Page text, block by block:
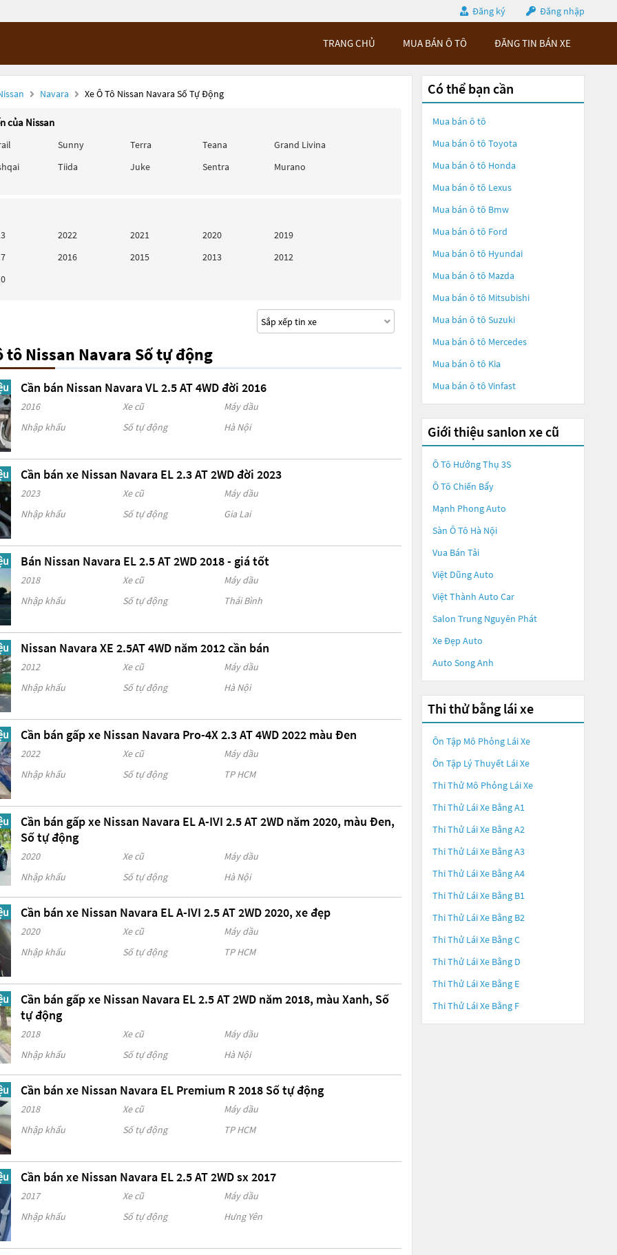
Đăng ký Đăng nhập
TRANG CHỦ MUA BÁN Ô TÔ ĐĂNG TIN BÁN XE
Navara Xe Ô Tô Nissan Navara Số Tự Động
của Nissan
Sunny Terra Teana
Grand Livina
Tiida Juke Sentra Murano
2022 2021 2020
2019
2016 2015 2013
2012
tô Nissan Navara Số tự động
Cần bán Nissan Navara VL 2.5 AT 4WD đời 2016
2016 Xe cũ
Máy dầu
Nhập khẩu
Số tự động Hà Nội
Cần bán xe Nissan Navara EL 2.3 AT 2WD đời 2023
2023 Xe cũ
Máy dầu
Nhập khẩu
Số tự động Gia Lai
Bán Nissan Navara EL 2.5 AT 2WD 2018 - giá tốt
2018 Xe cũ
Máy dầu
Nhập khẩu
Số tự động Thái Bình
Nissan Navara XE 2.5AT 4WD năm 2012 cần bán
2012 Xe cũ
Máy dầu
Nhập khẩu
Số tự động Hà Nội
Cần bán gấp xe Nissan Navara Pro-4X 2.3 AT 4WD 2022 màu Đen
2022 Xe cũ
Máy dầu
Nhập khẩu
Số tự động TP HCM
Cần bán gấp xe Nissan Navara EL A-IVI 2.5 AT 2WD năm 2020, màu Đen,
Số tự động
2020 Xe cũ
Máy dầu
Nhập khẩu
Số tự động Hà Nội
Cần bán xe Nissan Navara EL A-IVI 2.5 AT 2WD 2020, xe đẹp
2020 Xe cũ
Máy dầu
Nhập khẩu
Số tự động TP HCM
Cần bán gấp xe Nissan Navara EL 2.5 AT 2WD năm 2018, màu Xanh, Số
tự động
2018 Xe cũ
Máy dầu
Nhập khẩu
Số tự động Hà Nội
Cần bán xe Nissan Navara EL Premium R 2018 Số tự động
2018 Xe cũ
Máy dầu
Nhập khẩu
Số tự động TP HCM
Cần bán xe Nissan Navara EL 2.5 AT 2WD sx 2017
2017 Xe cũ
Máy dầu
Nhập khẩu
Số tự động Hưng Yên
Có thể bạn cần
Mua bán ô tô
Mua bán ô tô Toyota
Mua bán ô tô Honda
Mua bán ô tô Lexus
Mua bán ô tô Bmw
Mua bán ô tô Ford
Mua bán ô tô Hyundai
Mua bán ô tô Mazda
Mua bán ô tô Mitsubishi
Mua bán ô tô Suzuki
Mua bán ô tô Mercedes
Mua bán ô tô Kia
Mua bán ô tô Vinfast
Giới thiệu sanlon xe cũ
Ô Tô Hưởng Thụ 3S
Ô Tô Chiến Bẩy
Mạnh Phong Auto
Sàn Ô Tô Hà Nội
Vua Bán Tải
Việt Dũng Auto
Việt Thành Auto Car
Salon Trung Nguyên Phát
Xe Đẹp Auto
Auto Song Anh
Thi thử bằng lái xe
Ôn Tập Mô Phỏng Lái Xe
Ôn Tập Lý Thuyết Lái Xe
Thi Thử Mô Phỏng Lái Xe
Thi Thử Lái Xe Bằng A1
Thi Thử Lái Xe Bằng A2
Thi Thử Lái Xe Bằng A3
Thi Thử Lái Xe Bằng A4
Thi Thử Lái Xe Bằng B1
Thi Thử Lái Xe Bằng B2
Thi Thử Lái Xe Bằng C
Thi Thử Lái Xe Bằng D
Thi Thử Lái Xe Bằng E
Thi Thử Lái Xe Bằng F